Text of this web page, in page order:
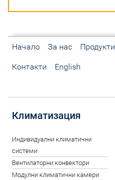
Начало За нас Продукти
Контакти English
Климатизация
Индивидуални климатични
системи
Вентилаторни конвектори
Модулни климатични камери